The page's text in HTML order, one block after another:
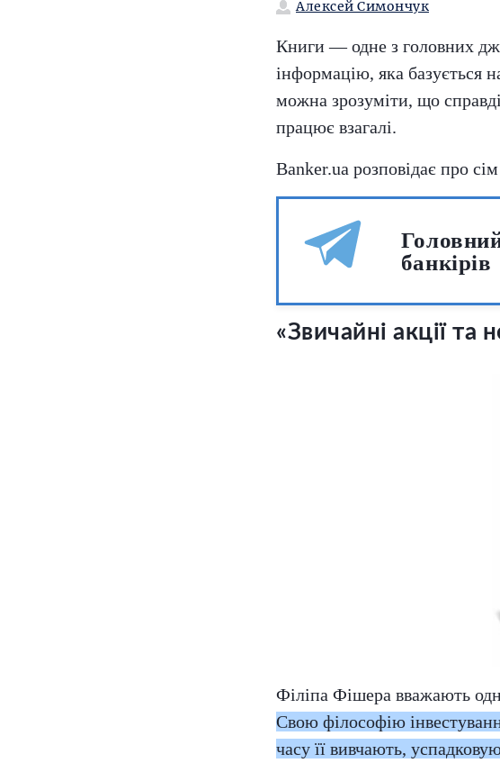
Алексей Симончук
Книги — одне з головних
інформацію, яка базується
можна зрозуміти, що
працює взагалі.
Banker.ua розповідає про
банкірів
«Звичайні акції та
Філіпа Фішера вважають
Свою філософію
часу її вивчають,